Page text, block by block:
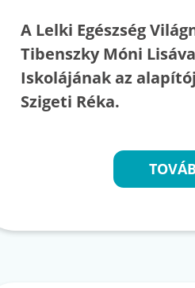
A Lelki Egészség
Tibenszky Móni
Iskolájának az
Szigeti Réka.